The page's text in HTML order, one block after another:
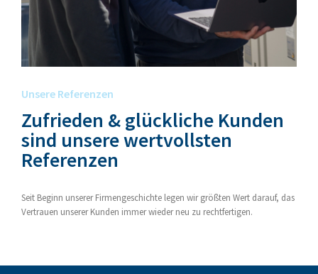
Unsere Referenzen
Zufrieden & glückliche Kunden
sind unsere wertvollsten
Referenzen
Seit Beginn unserer Firmengeschichte legen wir größten Wert darauf, das
Vertrauen unserer Kunden immer wieder neu zu rechtfertigen.